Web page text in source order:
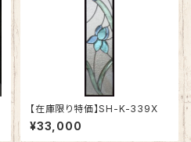
【在庫限り特価】SH-K-339X
¥33,000